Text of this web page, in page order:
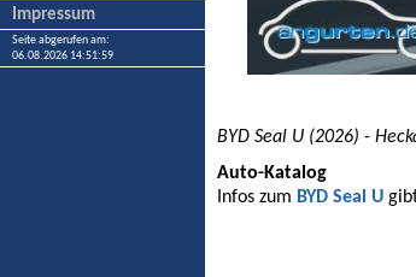
Impressum
Seite abgerufen am:
06.08.2026 14:51:59
BYD Seal U (2026) -
Auto-Katalog
Infos zum BYD Seal U